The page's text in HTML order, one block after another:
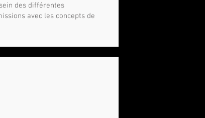
des différentes
avec les concepts de